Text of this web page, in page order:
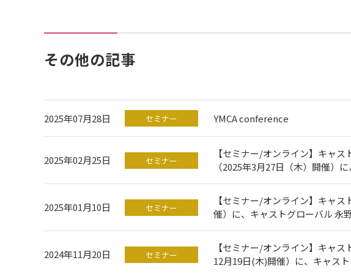
その他の記事
2025年07月28日 セミナー YMCA conference
2025年02月25日 セミナー
【セミナー/オンライン】キャ
（2025年3月27日（木）開催）
2025年01月10日 セミナー
【セミナー/オンライン】キャ
催）に、キャストグローバル 永
2024年11月20日 セミナー
【セミナー/オンライン】キャ
12月19日(木)開催）に、キャス